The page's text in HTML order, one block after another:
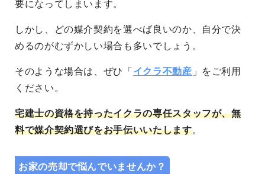
要になってしまいます。
しかし、どの媒介契約を選べば良いのか、自分で決
めるのがむずかしい場合も多いでしょう。
そのような場合は、ぜひ「 イクラ不動産 」をご利用
ください。
宅建士の資格を持ったイクラの専任スタッフが、無
料で媒介契約選びをお手伝いいたします。
お家の売却で悩んでいませんか？